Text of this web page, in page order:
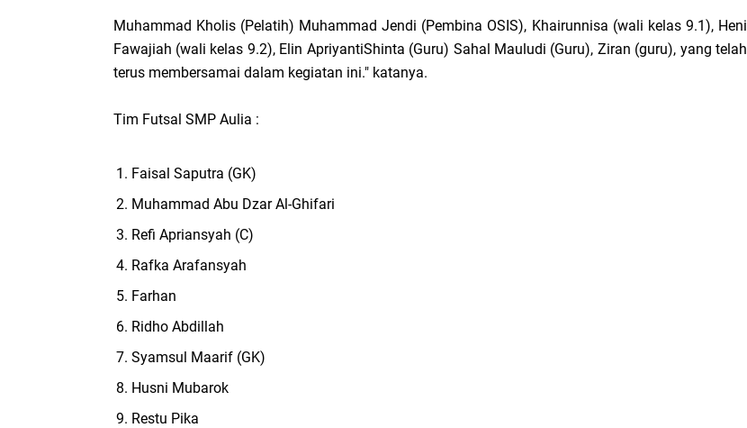
Muhammad Kholis (Pelatih) Muhammad Jendi (Pembina OSIS), Khairunnisa (wali kelas 9.1), Heni
Fawajiah (wali kelas 9.2), Elin ApriyantiShinta (Guru) Sahal Mauludi (Guru), Ziran (guru), yang telah
terus membersamai dalam kegiatan ini." katanya.
Tim Futsal SMP Aulia :
Faisal Saputra (GK)
Muhammad Abu Dzar Al-Ghifari
Refi Apriansyah (C)
Rafka Arafansyah
Farhan
Ridho Abdillah
Syamsul Maarif (GK)
Husni Mubarok
Restu Pika